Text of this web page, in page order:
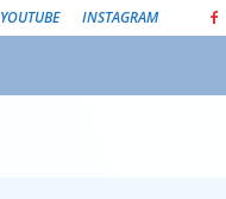
YOUTUBE INSTAGRAM